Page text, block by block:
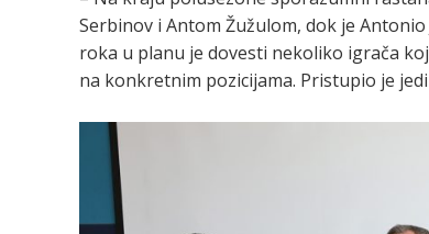
Serbinov i Antom Žužulom, dok je
roka u planu je dovesti nekoliko igrača
na konkretnim pozicijama. Pristupio je